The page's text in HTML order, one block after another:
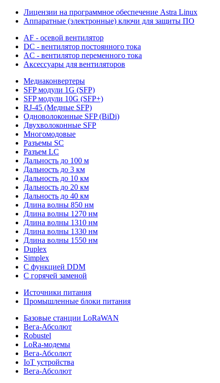
Лицензии на программное обеспечение Astra Linux
Аппаратные (электронные) ключи для защиты ПО
AF - осевой вентилятор
DC - вентилятор постоянного тока
AC - вентилятор переменного тока
Аксессуары для вентиляторов
Медиаконвертеры
SFP модули 1G (SFP)
SFP модули 10G (SFP+)
RJ-45 (Медные SFP)
Одноволоконные SFP (BiDi)
Двухволоконные SFP
Многомодовые
Разъемы SC
Разъем LC
Дальность до 100 м
Дальность до 3 км
Дальность до 10 км
Дальность до 20 км
Дальность до 40 км
Длина волны 850 нм
Длина волны 1270 нм
Длина волны 1310 нм
Длина волны 1330 нм
Длина волны 1550 нм
Duplex
Simplex
С функцией DDM
С горячей заменой
Источники питания
Промышленные блоки питания
Базовые станции LoRaWAN
Вега-Абсолют
Robustel
LoRa-модемы
Вега-Абсолют
IoT устройства
Вега-Абсолют